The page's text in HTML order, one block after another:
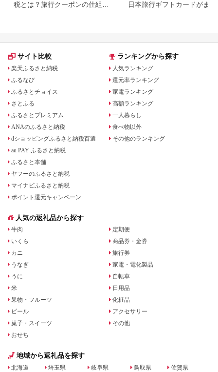
税とは？旅行クーポンの仕組
日本旅行ギフトカードがまだ
サイト比較
楽天ふるさと納税
ふるなび
ふるさとチョイス
さとふる
ふるさとプレミアム
ANAのふるさと納税
dショッピングふるさと納税百選
au PAY ふるさと納税
ふるさと本舗
ヤフーのふるさと納税
マイナビふるさと納税
ポイント還元キャンペーン
ランキングから探す
人気ランキング
還元率ランキング
家電ランキング
高額ランキング
一人暮らし
食べ物以外
その他のランキング
人気の返礼品から探す
牛肉
いくら
カニ
うなぎ
うに
米
果物・フルーツ
ビール
菓子・スイーツ
おせち
定期便
商品券・金券
旅行券
家電・電化製品
自転車
日用品
化粧品
アクセサリー
その他
地域から返礼品を探す
北海道 埼玉県 岐阜県 鳥取県 佐賀県